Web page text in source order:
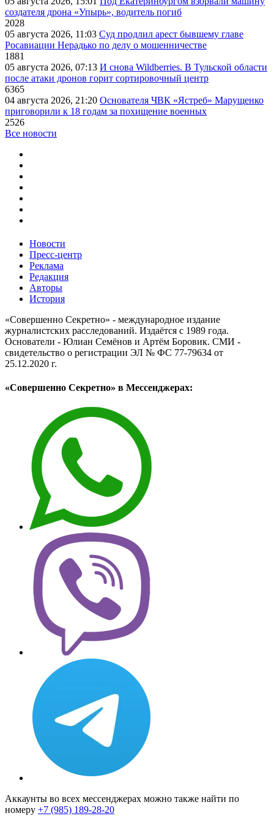
создателя дрона «Упырь», водитель погиб
2028
05 августа 2026, 11:03 Суд продлил арест бывшему главе
Росавиации Нерадько по делу о мошенничестве
1881
05 августа 2026, 07:13 И снова Wildberries. В Тульской области
после атаки дронов горит сортировочный центр
6365
04 августа 2026, 21:20 Основателя ЧВК «Ястреб» Марущенко
приговорили к 18 годам за похищение военных
2526
Все новости
Новости
Пресс-центр
Реклама
Редакция
Авторы
История
«Совершенно Секретно» - международное издание
журналистских расследований. Издаётся с 1989 года.
Основатели - Юлиан Семёнов и Артём Боровик. CМИ -
свидетельство о регистрации ЭЛ № ФС 77-79634 от
25.12.2020 г.
«Совершенно Секретно» в Мессенджерах:
Аккаунты во всех мессенджерах можно также найти по
номеру +7 (985) 189-28-20